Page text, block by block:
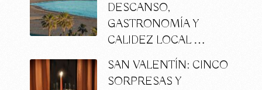
DESCANSO,
GASTRONOMÍA Y
CALIDEZ LOCAL …
SAN VALENTÍN: CINCO
SORPRESAS Y